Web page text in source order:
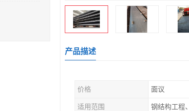
产品描述
价格 面议
适用范围 钢结构工程